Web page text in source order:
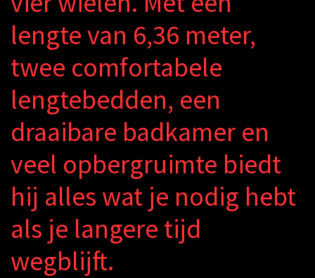
lengtevan 6,36 meter,
twee comfortabele
lengtebedden, een
draaibare badkamer en
veel opbergruimte biedt
hij alles wat je nodig hebt
als je langere tijd
wegblijf.